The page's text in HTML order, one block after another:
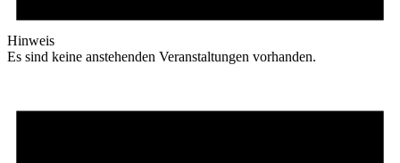
Hinweis
Es sind keine anstehenden Veranstaltungen vorhanden.